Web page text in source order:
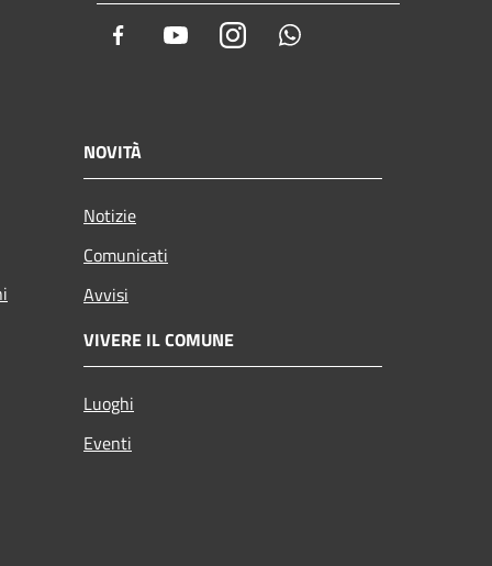
Facebook YoutubeInstagram
NOVITÀ
Notizie
Comunicati
Avvisi
VIVERE IL COMUNE
Luoghi
Eventi